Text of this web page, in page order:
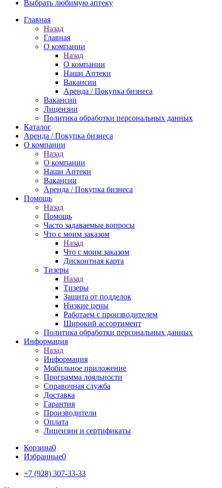
Выбрать любимую аптеку
Главная
Назад
Главная
О компании
Назад
О компании
Наши Аптеки
Вакансии
Аренда / Покупка бизнеса
Вакансии
Лицензии
Политика обработки персональных данных
Каталог
Аренда / Покупка бизнеса
О компании
Назад
О компании
Наши Аптеки
Вакансии
Аренда / Покупка бизнеса
Помощь
Назад
Помощь
Часто задаваемые вопросы
Что с моим заказом
Назад
Что с моим заказом
Дисконтная карта
Тизеры
Назад
Тизеры
Защита от подделок
Низкие цены
Работаем с производителем
Широкий ассортимент
Политика обработки персональных данных
Информация
Назад
Информация
Мобильное приложение
Программа лояльности
Справочная служба
Доставка
Гарантия
Производители
Оплата
Лицензии и сертификаты
Корзина0
Избранные0
+7 (928) 307-33-33